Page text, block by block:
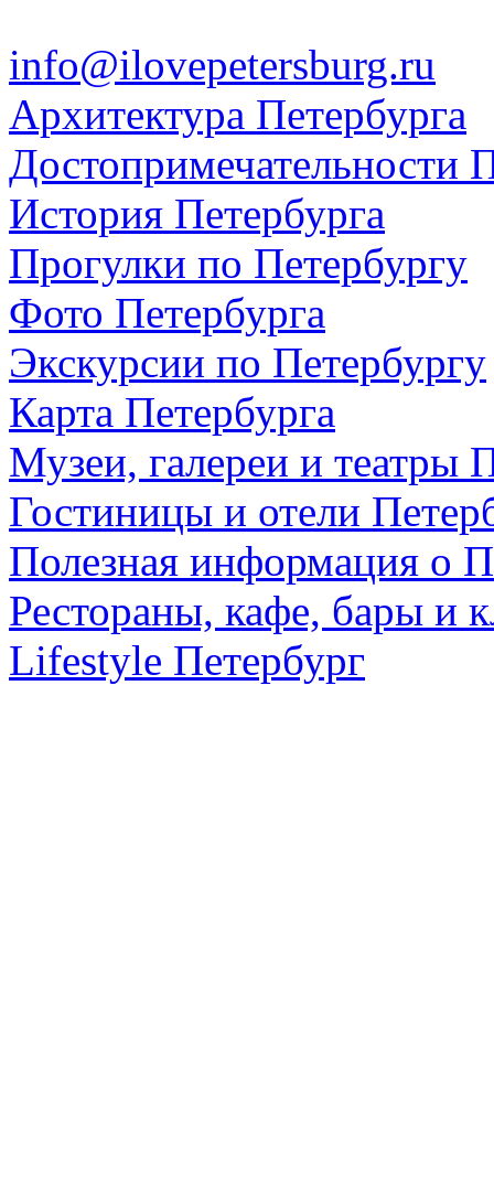
info@ilovepetersburg.ru
Архитектура Петербурга
Достопримечательности
История Петербурга
Прогулки по Петербургу
Фото Петербурга
Экскурсии по Петербургу
Карта Петербурга
Музеи, галереи и театры
Гостиницы и отели
Полезная информация о
Рестораны, кафе, бары и
Lifestyle Петербург